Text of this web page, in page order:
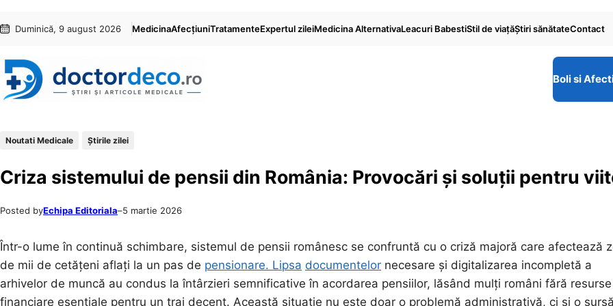
conținut
content
Duminică, 9 august 2026 MedicinaAfecțiuniTratamenteExpertul zileiMedicina AlternativaLeacuri BabestiStil de viaţăŞtiri sănătateContact
Boli si
Noutati Medicale Știrile zilei
Criza sistemului de pensii din România: Provocări și soluții pentru
Posted byEchipa Editoriala–5 martie 2026
Într-o lume în continuă schimbare, sistemul de pensii românesc se confruntă cu o criză majoră care afectează
de mii de cetățeni aflați la un pas de pensionare. Lipsa documentelor necesare și digitalizarea incompletă a
arhivelor de muncă au condus la întârzieri semnificative în acordarea pensiilor, lăsând mulți români fără resurse
financiare esențiale pentru un trai decent. Această situație nu este doar o problemă administrativă, ci și o